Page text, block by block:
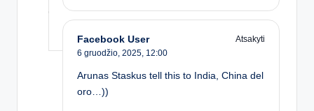
Facebook User
Atsakyti
6 gruodžio, 2025, 12:00
Arunas Staskus tell this to India, China del
oro…))